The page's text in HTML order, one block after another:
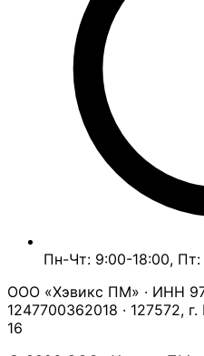
Пн-Чт: 9:00-18:00, Пт:
ООО «Хэвикс ПМ» · ИНН
1247700362018 · 127572,
16